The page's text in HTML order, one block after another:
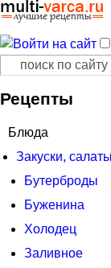
Форма
Поиск
Рецепты
Блюда
Закуски, салаты
Бутерброды
Буженина
Холодец
Заливное